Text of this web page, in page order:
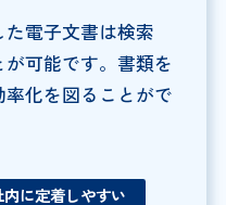
電子文書は検索
可能です。書類を
化を図ることがで
に定着しやすい